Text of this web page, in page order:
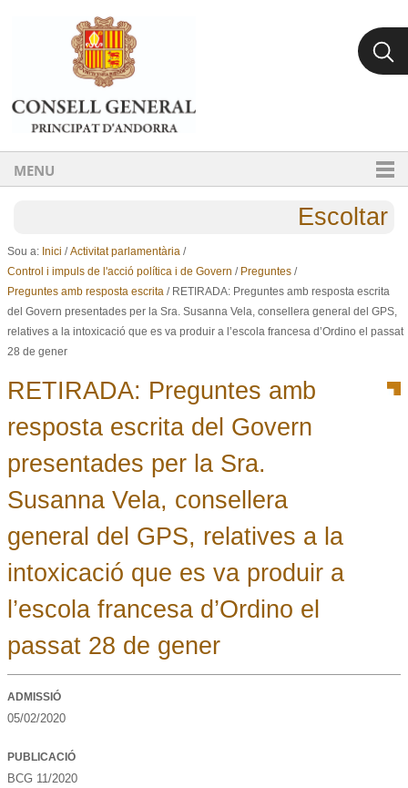
Ves al contingut.
Salta a la navegació
MENU
Escoltar
Sou a: Inici /Activitat parlamentària /
Control i impuls de l'acció política i de Govern / Preguntes /
Preguntes amb resposta escrita / RETIRADA: Preguntes amb resposta escrita
del Govern presentades per la Sra. Susanna Vela, consellera general del GPS,
relatives a la intoxicació que es va produir a l’escola francesa d’Ordino el passat
28 de gener
RETIRADA: Preguntes amb
resposta escrita del Govern
presentades per la Sra.
Susanna Vela, consellera
general del GPS, relatives a la
intoxicació que es va produir a
l’escola francesa d’Ordino el
passat 28 de gener
ADMISSIÓ
05/02/2020
PUBLICACIÓ
BCG 11/2020